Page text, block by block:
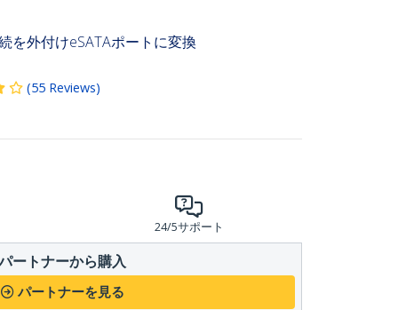
を外付けeSATAポートに変換
(55 Reviews)
24/5サポート
ートナーから購入
パートナーを見る